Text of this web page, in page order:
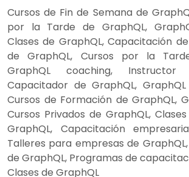
Cursos de Fin de Semana de
por la Tarde de GraphQL,
Clases de GraphQL, Capacitación
de GraphQL, Cursos por la
GraphQL coaching, Instructor
Capacitador de GraphQL,
Cursos de Formación de GraphQL,
Cursos Privados de GraphQL,
GraphQL, Capacitación
Talleres para empresas de
de GraphQL, Programas de
Clases de GraphQL